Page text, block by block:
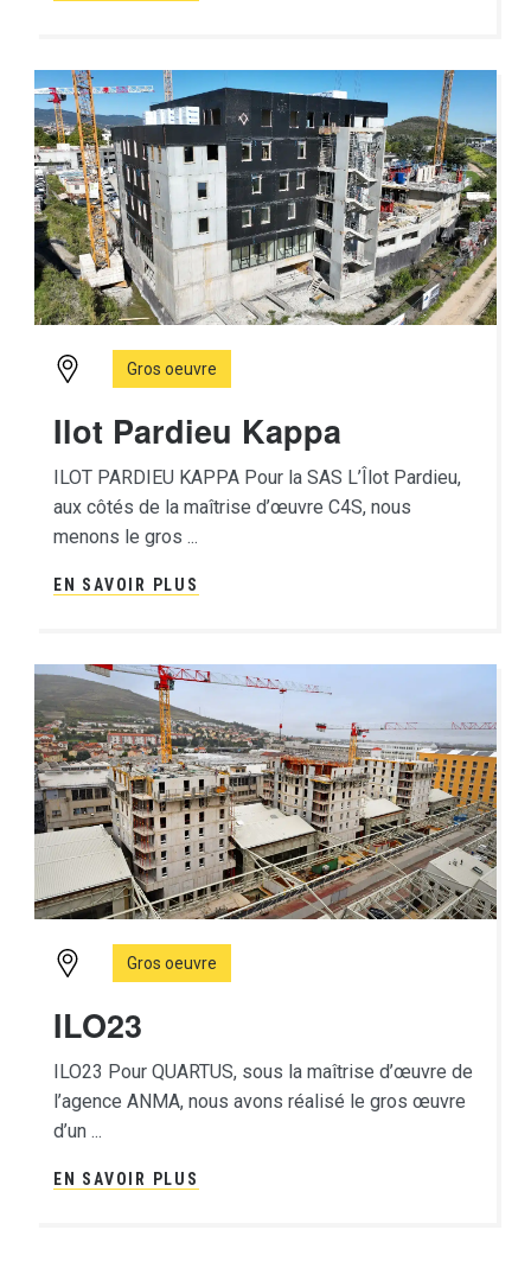
Gros oeuvre
Ilot Pardieu Kappa
ILOT PARDIEU KAPPA Pour la SAS L’Îlot Pardieu,
aux côtés de la maîtrise d’œuvre C4S, nous
menons le gros ...
EN SAVOIR PLUS
Gros oeuvre
ILO23
ILO23 Pour QUARTUS, sous la maîtrise d’œuvre de
l’agence ANMA, nous avons réalisé le gros œuvre
d’un ...
EN SAVOIR PLUS